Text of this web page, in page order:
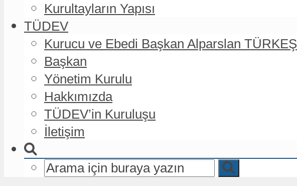
Kurultayların Yapısı
TÜDEV
Kurucu ve Ebedi Başkan Alparslan TÜRKEŞ
Başkan
Yönetim Kurulu
Hakkımızda
TÜDEV’in Kuruluşu
İletişim